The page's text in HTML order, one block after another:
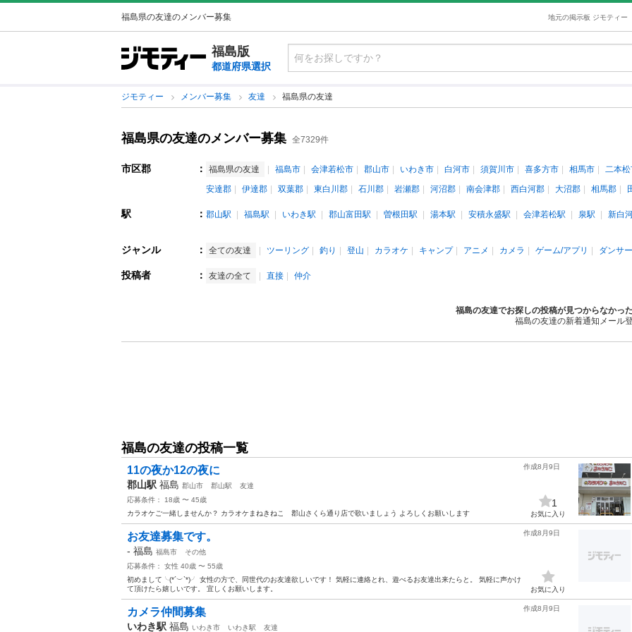
福島県の友達のメンバー募集 地元の掲示板 ジモティー
福島版
都道府県選択
ジモティー メンバー募集 友達 福島県の友達
福島県の友達のメンバー募集 全7329件
市区郡 ： 福島県の友達 福島市 会津若松市 郡山市 いわき市 白河市 須賀川市 喜多方市 相馬市
二本
安達郡
伊達郡 双葉郡 東白川郡 石川郡 岩瀬郡 河沼郡 南会津郡 西白河郡 大沼郡 相馬郡
駅 ： 郡山駅 福島駅 いわき駅 郡山富田駅 曽根田駅 湯本駅 安積永盛駅 会津若松駅 泉駅 新白
ジャンル ： 全ての友達 ツーリング 釣り 登山 カラオケ キャンプ アニメ カメラ ゲーム/アプリ ダンサー
投稿者 ： 友達の全て 直接 仲介
福島の友達でお探しの投稿が見つからなかっ
福島の友達の新着通知メール
福島の友達の投稿一覧
11の夜か12の夜に
郡山駅 福島 郡山市 郡山駅
友達
応募条件： 18歳 〜 45歳
カラオケご一緒しませんか？ カラオケまねきねこ 郡山さくら通り店で歌いましょう よろしくお願いします
作成8月9日
1
お気に入り
お友達募集です。
- 福島 福島市
その他
応募条件： 女性 40歳 〜 55歳
初めまして╰(*´︶`*)╯ 女性の方で、同世代のお友達欲しいです！ 気軽に連絡とれ、遊べるお友達出来たらと。 気軽に声かけ
て頂けたら嬉しいです。 宜しくお願いします。
作成8月9日
お気に入り
カメラ仲間募集
いわき駅 福島 いわき市 いわき駅 友達
作成8月9日